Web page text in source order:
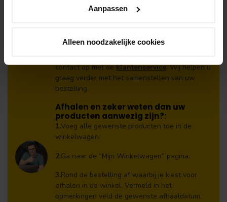
Aanpassen
Alleen noodzakelijke cookies
Heb je een vraag? Stel je vraag via onze chat,
contact op met deklantenservice. Wij helpen u
graag verder met het samenstellen van uw
bestelling.
Afhalen en zeker weten dan uw
producten aanwezig zijn?:
1.Voeg alle gewenste producten toe in de
winkelwagen.
2.Ga naar de “Mijn Winkelwagen” pagina.
3.Rond de bestelling af waarbij je kiest voor
afhalen in de winkel. Vermeld in het
opmerkingen veld de gewenste afhaaldatum.